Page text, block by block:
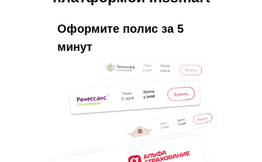
коммерческую недвижимость,
информационные ресурсы и
другие актуальные темы.
Оформите полис за 5
минут